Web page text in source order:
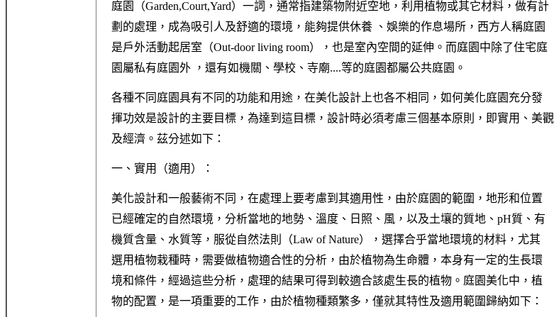
庭園（Garden,Court,Yard）一詞，通常指建築物附近空地，利用植物或其它材料，做有計
劃的處理，成為吸引人及舒適的環境，能夠提供休養 、娛樂的作息場所，西方人稱庭園
是戶外活動起居室（Out-door living room），也是室內空間的延伸。而庭園中除了住宅庭
園屬私有庭園外 ，還有如機關、學校、寺廟....等的庭園都屬公共庭園。
各種不同庭園具有不同的功能和用途，在美化設計上也各不相同，如何美化庭園充分發
揮功效是設計的主要目標，為達到這目標，設計時必須考慮三個基本原則，即實用、美觀
及經濟。茲分述如下：
一、實用（適用）：
美化設計和一般藝術不同，在處理上要考慮到其適用性，由於庭園的範圍，地形和位置
已經確定的自然環境，分析當地的地勢、溫度、日照、風，以及土壤的質地、pH質、有
機質含量、水質等，服從自然法則（Law of Nature），選擇合乎當地環境的材料，尤其
選用植物栽種時，需要做植物適合性的分析，由於植物為生命體，本身有一定的生長環
境和條件，經過這些分析，處理的結果可得到較適合該處生長的植物。庭園美化中，植
物的配置，是一項重要的工作，由於植物種類繁多，僅就其特性及適用範圍歸納如下：